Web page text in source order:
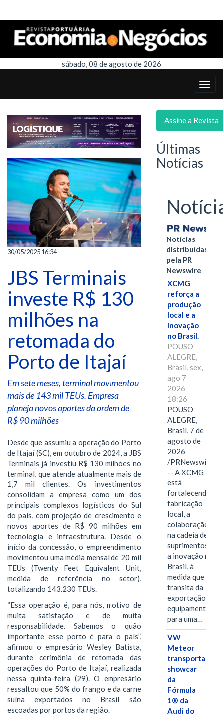
sábado, 08 de agosto de 2026
30/05/2025 16:34
JBS Terminais
investe R$ 130
milhões na
retomada do
Porto de Itajaí
Em sete meses, terminal movimentou
mais de 143 mil TEUs. Empresa
planeja novos aportes da ordem de
R$ 90 milhões
Desde que assumiu a operação do Porto
de Itajaí (SC), em outubro de 2024, a JBS
Terminais já investiu R$ 130 milhões no
terminal, que atende atualmente mais de
1,7 mil clientes. Os investimentos
consolidam a empresa como um dos
principais complexos logísticos do Sul
do país, com projeção de crescimento e
novos aportes de R$ 90 milhões em
tecnologia e infraestrutura. Desde o
início da concessão, o empreendimento
movimentou uma média mensal de 20 mil
TEUs (Twenty Feet Equivalent Unit,
medida de referência no setor),
totalizando 143.230 TEUs.
“Essa operação é, para nós, motivo de
muita satisfação e de muita
responsabilidade. Sabemos o quão
importante esse porto é para o país”,
afirmou o empresário Wesley Batista,
durante cerimônia de retomada das
operações do Porto de Itajaí, realizada
nessa quinta-feira (29). O empresário
ressaltou que 50% do frango e da carne
suína exportados no Brasil são
escoadas por portos da região.
Assine a Revista
Últimas
Notícias
Notícias
distribuídas
pela PR
Newswire
XCMG
reforça a
produção
local e a
inovação
no Brasil.
POUSO
ALEGRE,
Brasil, sex,
ago 7
2026
18:26
POUSO
ALEGRE,
Brasil, 7 de
agosto de
2026
/PRNewswire/
-- A XCMG
está
fortalecendo a
fabricação
local, a
colaboração
na cadeia de
suprimentos e
a inovação no
Brasil, à
medida que
transita da
exportação de
equipamentos
para uma…
VW
Meteor
transporta
showcar
da
Fórmula
1® da
Audi do